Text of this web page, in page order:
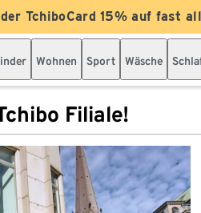
TchiboCard 15% auf fast
Wohnen Sport Wäsche
Filiale!